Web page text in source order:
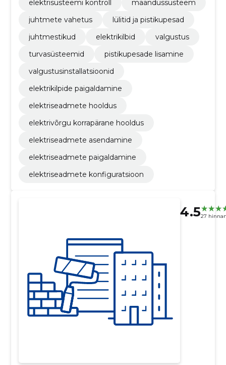
elektrisüsteemi kontroll
maandussüsteem
juhtmete vahetus
lülitid ja pistikupesad
juhtmestikud
elektrikilbid
valgustus
turvasüsteemid
pistikupesade lisamine
valgustusinstallatsioonid
elektrikilpide paigaldamine
elektriseadmete hooldus
elektrivõrgu korrapärane hooldus
elektriseadmete asendamine
elektriseadmete paigaldamine
elektriseadmete konfiguratsioon
4.527